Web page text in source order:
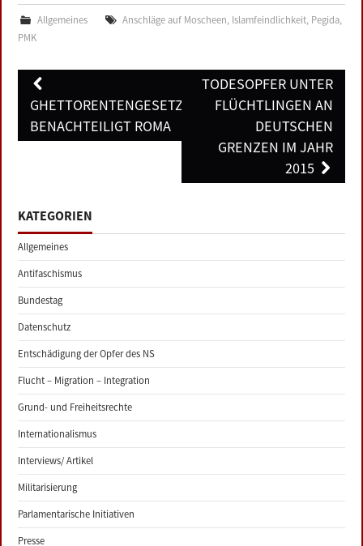
Allgemeines Anschläge auf Moscheen, Islamfeindlichkeit, Pegida,
PMK
Post
navigation
GHETTORENTENGESETZ
BENACHTEILIGT ROMA
TODESOPFER UNTER
FLÜCHTLINGEN AN
DEUTSCHEN
GRENZEN IM JAHR
2015
KATEGORIEN
Allgemeines
Antifaschismus
Bundestag
Datenschutz
Entschädigung der Opfer des NS
Flucht – Migration – Integration
Grund- und Freiheitsrechte
Internationalismus
Interviews/ Artikel
Militarisierung
Parlamentarische Initiativen
Presse